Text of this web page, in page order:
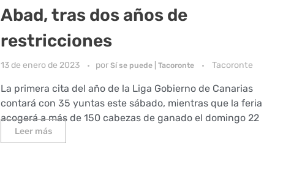
Abad, tras dos años de
restricciones
13 de enero de 2023 por Sí se puede | Tacoronte Tacoronte
La primera cita del año de la Liga Gobierno de Canarias
contará con 35 yuntas este sábado, mientras que la feria
acogerá a más de 150 cabezas de ganado el domingo 22
Leer más